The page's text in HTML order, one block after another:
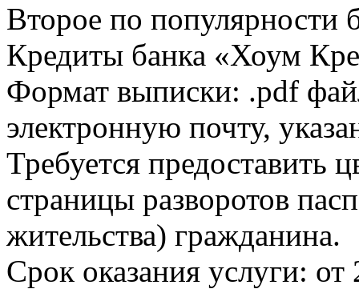
Второе по популярности
Кредиты банка «Хоум
Формат выписки: .pdf
электронную почту,
Требуется предоставить
страницы разворотов
жительства) гражданина.
Срок оказания услуги: от